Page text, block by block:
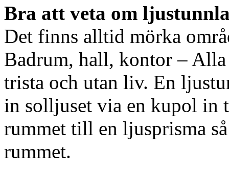
Bra att veta om
Det finns alltid mörka
Badrum, hall, kontor – Alla
trista och utan liv. En
in solljuset via en kupol in
rummet till en ljusprisma
rummet.